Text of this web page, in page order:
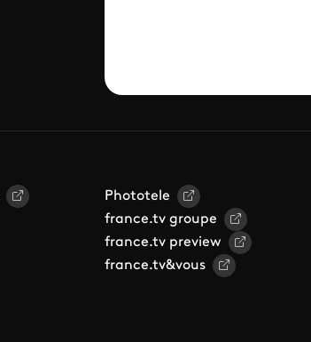
Phototele
france.tv groupe
france.tv preview
france.tv&vous